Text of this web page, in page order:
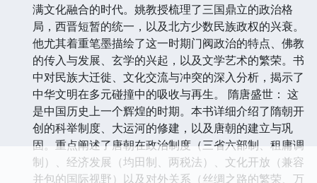
满文化融合的时代。姚教授梳理了三国鼎立的政治格
局，西晋短暂的统一，以及北方少数民族政权的兴衰。
他尤其着重笔墨描绘了这一时期门阀政治的特点、佛教
的传入与发展、玄学的兴起，以及文学艺术的繁荣。书
中对民族大迁徙、文化交流与冲突的深入分析，揭示了
中华文明在多元碰撞中的吸收与再生。 隋唐盛世： 这
是中国历史上一个辉煌的时期。本书详细介绍了隋朝开
创的科举制度、大运河的修建，以及唐朝的建立与巩
固。重点阐述了唐朝在政治制度（三省六部制、租庸调
制）、经济发展（均田制、两税法）、文化开放（兼容
并包的国际视野）以及对外关系（丝绸之路的繁荣、万